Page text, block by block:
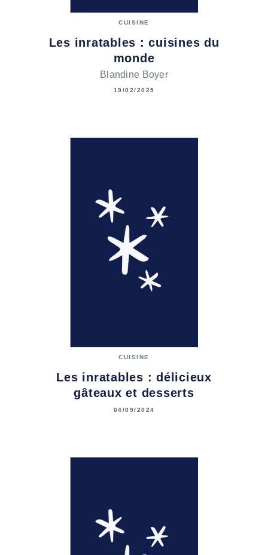
CUISINE
Les inratables : cuisines du
monde
Blandine Boyer
19/02/2025
CUISINE
Les inratables : délicieux
gâteaux et desserts
04/09/2024